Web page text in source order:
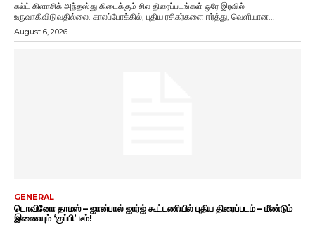
கல்ட் கிளாசிக் அந்தஸ்து கிடைக்கும் சில திரைப்படங்கள் ஒரே இரவில்
உருவாகிவிடுவதில்லை. காலப்போக்கில், புதிய ரசிகர்களை ஈர்த்து, வெளியான...
August 6, 2026
GENERAL
டொவினோ தாமஸ் – ஜான்பால் ஜார்ஜ் கூட்டணியில் புதிய திரைப்படம் – மீண்டும்
இணையும் ‘குப்பி’ டீம்!